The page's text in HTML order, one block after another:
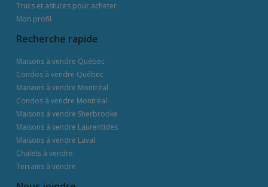
Trucs et astuces pour acheter
Mon profil
Recherche rapide
Maisons à vendre Québec
Condos à vendre Québec
Maisons à vendre Montréal
Condos à vendre Montréal
Maisons à vendre Sherbrooke
Maisons à vendre Laurentides
Maisons à vendre Laval
Chalets à vendre
Terrains à vendre